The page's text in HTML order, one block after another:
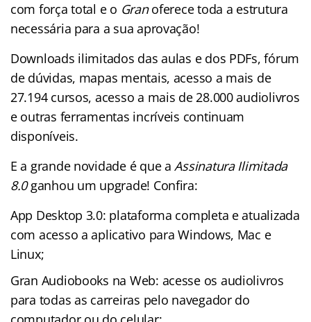
com força total e o Granoferece toda a estrutura
necessária para a sua aprovação!
Downloads ilimitados das aulas e dos PDFs, fórum
de dúvidas, mapas mentais, acesso a mais de
27.194 cursos, acesso a mais de 28.000 audiolivros
e outras ferramentas incríveis continuam
disponíveis.
E a grande novidade é que aAssinatura Ilimitada
8.0ganhou um upgrade! Confira:
App Desktop 3.0: plataforma completa e atualizada
com acesso a aplicativo para Windows, Mac e
Linux;
Gran Audiobooks na Web: acesse os audiolivros
para todas as carreiras pelo navegador do